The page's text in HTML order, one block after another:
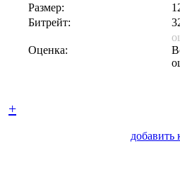
Размер:
Битрейт:
Оценка:
+
добавить